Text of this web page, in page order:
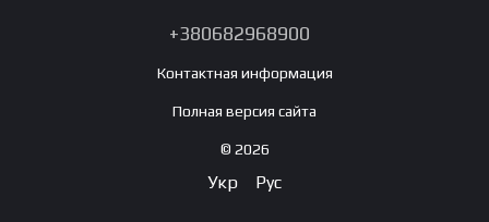
+380682968900
Контактная информация
Полная версия сайта
© 2026
Укр Рус